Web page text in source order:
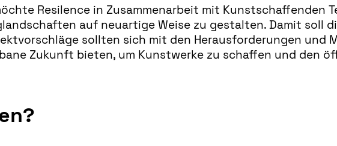
Resilence in Zusammenarbeit mit Kunstschaffenden
auf neuartige Weise zu gestalten. Damit soll
sollten sich mit den Herausforderungen und
Zukunft bieten, um Kunstwerke zu schaffen und den